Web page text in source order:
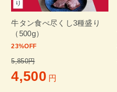
牛タン食べ尽くし3種盛り
（500g）
23%OFF
5,850円
4,500 円